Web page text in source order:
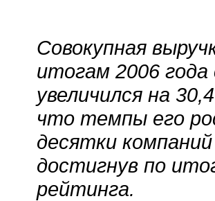
Совокупная
итогам 2006
увеличился на
что темпы его
десятки
достигнув по
рейтинга.